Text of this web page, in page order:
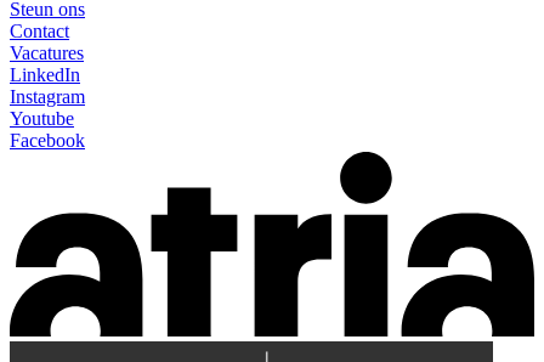
Steun ons
Contact
Vacatures
LinkedIn
Instagram
Youtube
Facebook